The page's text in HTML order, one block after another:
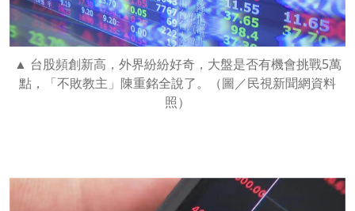
台股頻創新高，外界紛紛好奇，大盤是否有機會挑戰5萬
點，「不敗教主」陳重銘全說了。（圖／民視新聞網資料
照）